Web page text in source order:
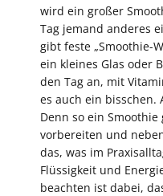
wird ein großer
Tag jemand anderes
gibt feste „Smoothie-
ein kleines Glas oder
den Tag an, mit
es auch ein bisschen.
Denn so ein
vorbereiten und
das, was im
Flüssigkeit und
beachten ist dabei,